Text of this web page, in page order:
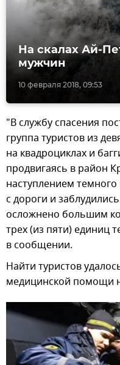
10 февраля 2018, 09:53
На скалах Ай-
мужчин
"В службу спасения
группа туристов из
на квадроциклах и
продвигаясь в район
наступлением
с дороги и
осложнено большим
трех (из пяти) единиц
в сообщении.
Найти туристов
медицинской помощи